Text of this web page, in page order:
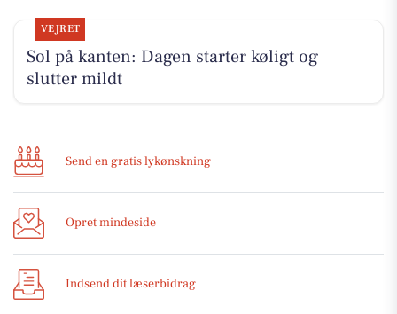
VEJRET
Sol på kanten: Dagen starter køligt og
slutter mildt
Send en gratis lykønskning
Opret mindeside
Indsend dit læserbidrag